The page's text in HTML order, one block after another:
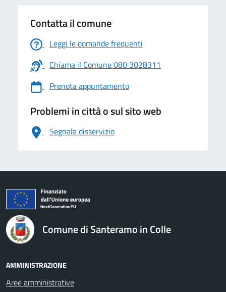
Contatta il comune
Leggi le domande frequenti
Chiama il Comune 080 3028311
Prenota appuntamento
Problemi in città o sul sito web
Segnala disservizio
logo Unione Europea
Comune di Santeramo in Colle
AMMINISTRAZIONE
Aree amministrative